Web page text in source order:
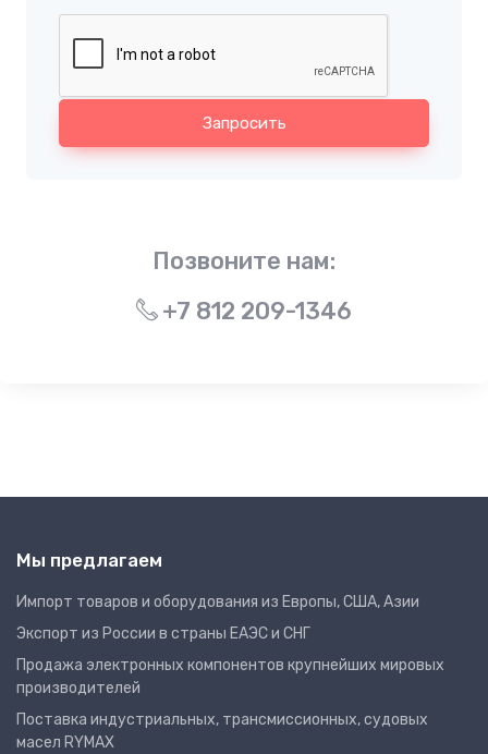
Запросить
Позвоните нам:
+7 812 209-1346
Мы предлагаем
Импорт товаров и оборудования из Европы, США, Азии
Экспорт из России в страны ЕАЭС и СНГ
Продажа электронных компонентов крупнейших мировых
производителей
Поставка индустриальных, трансмиссионных, судовых
масел RYMAX